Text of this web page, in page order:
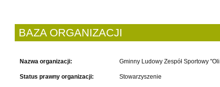
BAZA ORGANIZACJI
Nazwa organizacji: Gminny Ludowy Zespół Sportowy
Status prawny organizacji: Stowarzyszenie